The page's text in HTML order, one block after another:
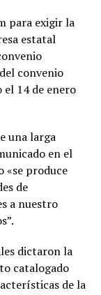
para exigir la
estatal
convenio
el 14 de enero
una larga
en el
«se produce
de
a nuestro
dictaron la
catalogado
de la